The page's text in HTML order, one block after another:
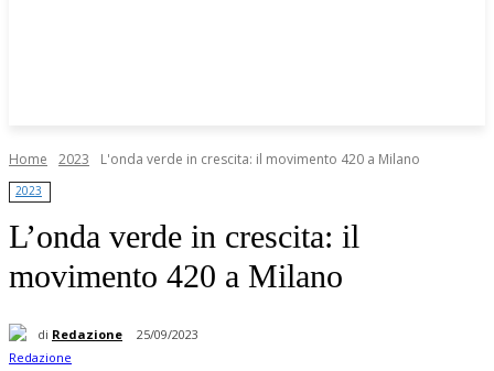
Home 2023 L'onda verde in crescita: il movimento 420 a Milano
2023
L’onda verde in crescita: il
movimento 420 a Milano
di Redazione 25/09/2023